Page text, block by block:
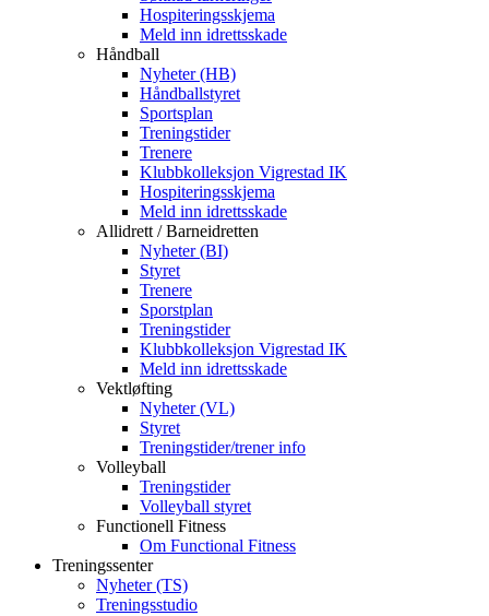
Hospiteringsskjema
Meld inn idrettsskade
Håndball
Nyheter (HB)
Håndballstyret
Sportsplan
Treningstider
Trenere
Klubbkolleksjon Vigrestad IK
Hospiteringsskjema
Meld inn idrettsskade
Allidrett / Barneidretten
Nyheter (BI)
Styret
Trenere
Sporstplan
Treningstider
Klubbkolleksjon Vigrestad IK
Meld inn idrettsskade
Vektløfting
Nyheter (VL)
Styret
Treningstider/trener info
Volleyball
Treningstider
Volleyball styret
Functionell Fitness
Om Functional Fitness
Treningssenter
Nyheter (TS)
Treningsstudio